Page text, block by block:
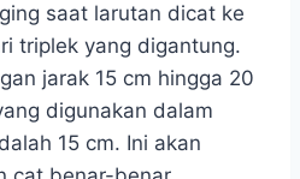
saat larutan dicat ke
triplek yang digantung.
jarak 15 cm hingga 20
digunakan dalam
15 cm. Ini akan